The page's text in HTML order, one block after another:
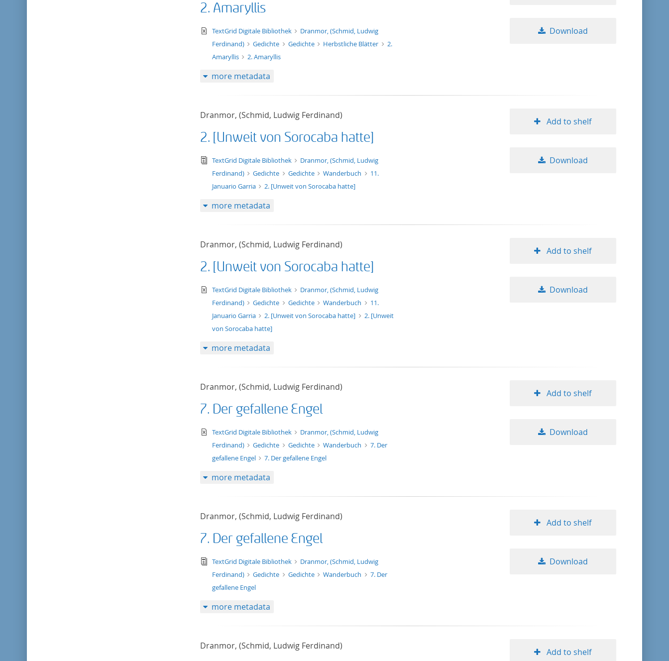
2. Amaryllis
text/xml
TextGrid Digitale Bibliothek
Dranmor, (Schmid, Ludwig
Ferdinand)
Gedichte Gedichte Herbstliche Blätter
2.
Amaryllis
2. Amaryllis
Download
more metadata
Dranmor, (Schmid, Ludwig Ferdinand)
2. [Unweit von Sorocaba hatte]
text/tg.edition+tg.aggregation+xml
TextGrid Digitale Bibliothek
Dranmor, (Schmid, Ludwig
Ferdinand)
Gedichte Gedichte Wanderbuch
11.
Januario Garria
2. [Unweit von Sorocaba hatte]
Add to shelf
Download
more metadata
Dranmor, (Schmid, Ludwig Ferdinand)
2. [Unweit von Sorocaba hatte]
text/xml
TextGrid Digitale Bibliothek
Dranmor, (Schmid, Ludwig
Ferdinand)
Gedichte Gedichte Wanderbuch
11.
Januario Garria
2. [Unweit von Sorocaba hatte]
2. [Unweit
von Sorocaba hatte]
Add to shelf
Download
more metadata
Dranmor, (Schmid, Ludwig Ferdinand)
7. Der gefallene Engel
text/xml
TextGrid Digitale Bibliothek
Dranmor, (Schmid, Ludwig
Ferdinand)
Gedichte Gedichte Wanderbuch
7. Der
gefallene Engel
7. Der gefallene Engel
Add to shelf
Download
more metadata
Dranmor, (Schmid, Ludwig Ferdinand)
7. Der gefallene Engel
text/tg.edition+tg.aggregation+xml
TextGrid Digitale Bibliothek
Dranmor, (Schmid, Ludwig
Ferdinand)
Gedichte Gedichte Wanderbuch
7. Der
gefallene Engel
Add to shelf
Download
more metadata
Dranmor, (Schmid, Ludwig Ferdinand)
Add to shelf